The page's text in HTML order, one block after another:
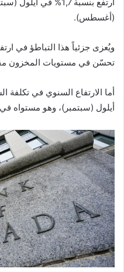
(أغسطس).
ويُعزى جزئياً هذا التباطؤ في
تحسّن في مستويات المخزون
أيلول (سبتمبر)، وهو